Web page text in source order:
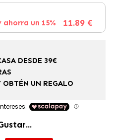
ahorra un 15% 11.89 €
DESDE 39€
UN REGALO